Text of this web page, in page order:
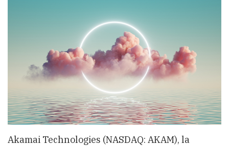
Akamai Technologies (NASDAQ: AKAM), la